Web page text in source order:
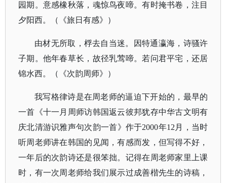
园期。意感橡秋落，魂惊鸟夜啼。有时掩书卷，注目
夕阳西。（《旅日有感》）
由材无所取，桴去自当迷。因特通瀛海，诗骚许
子期。他年春草长，故径乳莺啼。若问君平宅，还居
锦水西。（《次韵周师》）
我写格律诗是在周老师的逼迫下开始的，最早的
一首《十一月周师访韩国返云彼邦犹存中华古文明有
庆北清游识雅声句次韵一首》作于2000年12月，当时
听周老师讲在韩国的见闻，有感而发，但写得不好，
一年后的次韵诗还是很笨拙。记得在周老师家里上课
时，有一次周老师给我们展示过成善楷先生的诗稿，